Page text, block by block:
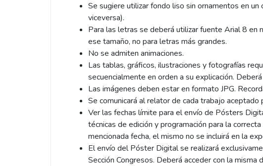
Se sugiere utilizar fondo liso sin ornamentos en
viceversa).
Para las letras se deberá utilizar fuente Arial 8 en
ese tamaño, no para letras más grandes.
No se admiten animaciones.
Las tablas, gráficos, ilustraciones y fotografías
secuencialmente en orden a su explicación.
Las imágenes deben estar en formato JPG.
Se comunicará al relator de cada trabajo
Ver las fechas límite para el envío de Pósters
técnicas de edición y programación para la
mencionada fecha, el mismo no se incluirá en la
El envío del Póster Digital se realizará
Sección Congresos. Deberá acceder con la